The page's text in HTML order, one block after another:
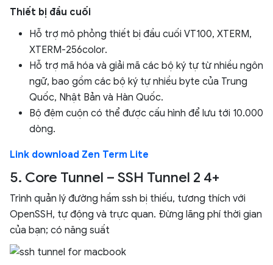
Thiết bị đầu cuối
Hỗ trợ mô phỏng thiết bị đầu cuối VT100, XTERM,
XTERM-256color.
Hỗ trợ mã hóa và giải mã các bộ ký tự từ nhiều ngôn
ngữ, bao gồm các bộ ký tự nhiều byte của Trung
Quốc, Nhật Bản và Hàn Quốc.
Bộ đệm cuộn có thể được cấu hình để lưu tới 10.000
dòng.
Link download Zen Term Lite
5. Core Tunnel – SSH Tunnel 2 4+
Trình quản lý đường hầm ssh bị thiếu, tương thích với
OpenSSH, tự động và trực quan. Đừng lãng phí thời gian
của bạn; có năng suất